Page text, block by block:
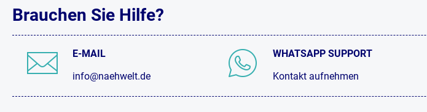
Brauchen Sie Hilfe?
E-MAIL
info@naehwelt.de
WHATSAPP SUPPORT
Kontakt aufnehmen